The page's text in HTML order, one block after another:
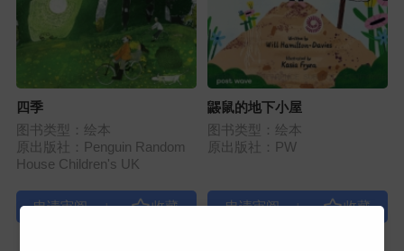
四季
图书类型：绘本
原出版社：Penguin Random
House Children's UK
|
鼹鼠的地下小屋
图书类型：绘本
原出版社：PW
|